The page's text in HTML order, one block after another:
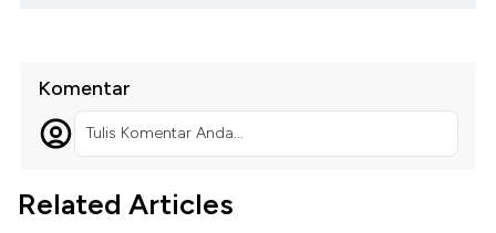
Komentar
Tulis Komentar Anda...
Related Articles